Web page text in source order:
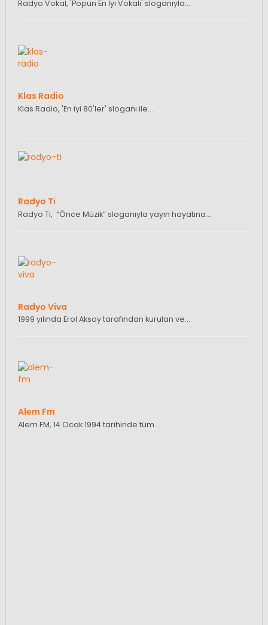
Radyo Vokal, 'Popun En İyi Vokali' sloganıyla…
Klas Radio
Klas Radio, 'En iyi 80'ler' sloganı ile…
Radyo Ti
Radyo Ti, “Önce Müzik” sloganıyla yayın hayatına…
Radyo Viva
1999 yılında Erol Aksoy tarafından kurulan ve…
Alem Fm
Alem FM, 14 Ocak 1994 tarihinde tüm…